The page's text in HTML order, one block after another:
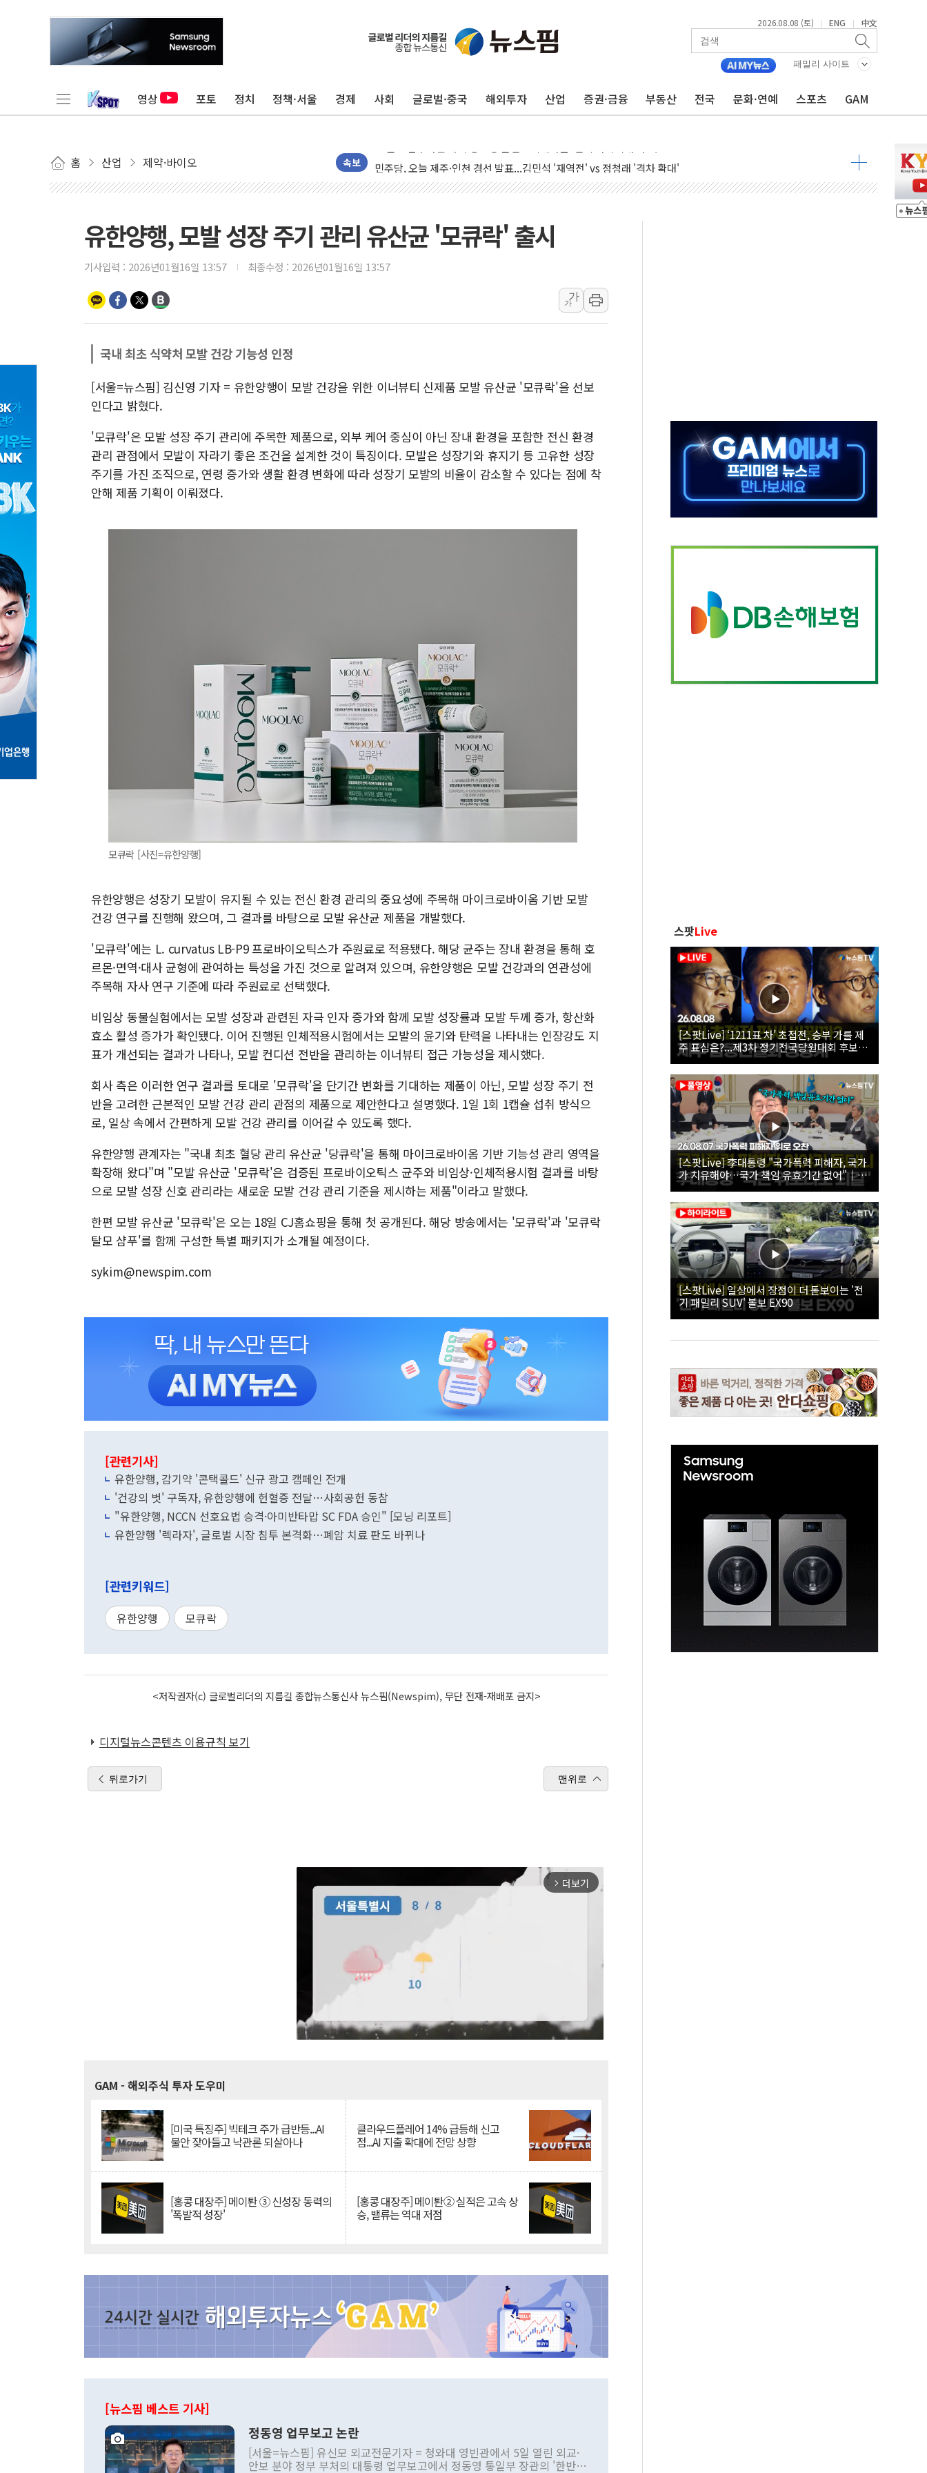
2026.08.08 (토) | ENG | 中文
패밀리 사이트
영상 포토 정치 정책·서울 경제 사회 글로벌·중국 해외투자 산업 증권·금융 부동산 전국 문화·연예 스포츠 GAM
홈 산업 제약·바이오 속보
李대통령, 'ISA·주가누르기 방지법' 전면 재검토 지시
'호우 특보' 경북 울진 시간당 20~30mm 강한 비...가뭄 해소될 듯
오세훈 "용산공원 주택 검토, 민주당 스스로 원칙 뒤집는 것"
충북 주말 무더위 지속…청주·진천 35도, 곳곳 소나기
민주당, 오늘 제주·인천 경선 발표...김민석 '재역전' vs 정청래 '격차 확대'
한상협, 업계 개인정보 보안 새판 짠다…'자율규제단체' 타진
트럼프, 쿡 연준 이사 해임 재추진…"26일까지 의혹 소명" 요구
유럽증시, 美 고용 예상 밖 부진에 연준 금리 인상 가능성 낮아지며 상승… STOXX 600 지수는 나흘 연속 최고치
미 연준 매파 기세 꺾이나…고용 감소에 9월 동결 전망 우세
[종합] 이슬람 수니파 3국, '공동방위협정' 체결… 이스라엘·이란 위협에 맞설 자체 억지력 강화
트럼프, 백신·자폐증 행정명령 검토…"이르면 다음 주"
美 항소법원, 백악관 무도회장 공사 중단 명령…트럼프 제동
[AI MY 뉴스] 뉴욕 반도체주 프리뷰...美 고용 쇼크에 반도체주 '활짝'
[종합] 美 7월 고용 2만3000명 감소 '쇼크'…9월 금리 인상 기대 후퇴
유한양행, 모발 성장 주기 관리 유산균 '모큐락' 출시
기사입력 : 2026년01월16일 13:57 최종수정 : 2026년01월16일 13:57
가
가
국내 최초 식약처 모발 건강 기능성 인정
[서울=뉴스핌] 김신영 기자 = 유한양행이 모발 건강을 위한 이너뷰티 신제품 모발 유산균 '모큐락'을 선보
인다고 밝혔다.
'모큐락'은 모발 성장 주기 관리에 주목한 제품으로, 외부 케어 중심이 아닌 장내 환경을 포함한 전신 환경
관리 관점에서 모발이 자라기 좋은 조건을 설계한 것이 특징이다. 모발은 성장기와 휴지기 등 고유한 성장
주기를 가진 조직으로, 연령 증가와 생활 환경 변화에 따라 성장기 모발의 비율이 감소할 수 있다는 점에 착
안해 제품 기획이 이뤄졌다.
모큐락 [사진=유한양행]
유한양행은 성장기 모발이 유지될 수 있는 전신 환경 관리의 중요성에 주목해 마이크로바이옴 기반 모발
건강 연구를 진행해 왔으며, 그 결과를 바탕으로 모발 유산균 제품을 개발했다.
'모큐락'에는 L. curvatus LB-P9 프로바이오틱스가 주원료로 적용됐다. 해당 균주는 장내 환경을 통해 호
르몬·면역·대사 균형에 관여하는 특성을 가진 것으로 알려져 있으며, 유한양행은 모발 건강과의 연관성에
주목해 자사 연구 기준에 따라 주원료로 선택했다.
비임상 동물실험에서는 모발 성장과 관련된 자극 인자 증가와 함께 모발 성장률과 모발 두께 증가, 항산화
효소 활성 증가가 확인됐다. 이어 진행된 인체적용시험에서는 모발의 윤기와 탄력을 나타내는 인장강도 지
표가 개선되는 결과가 나타나, 모발 컨디션 전반을 관리하는 이너뷰티 접근 가능성을 제시했다.
회사 측은 이러한 연구 결과를 토대로 '모큐락'을 단기간 변화를 기대하는 제품이 아닌, 모발 성장 주기 전
반을 고려한 근본적인 모발 건강 관리 관점의 제품으로 제안한다고 설명했다. 1일 1회 1캡슐 섭취 방식으
로, 일상 속에서 간편하게 모발 건강 관리를 이어갈 수 있도록 했다.
유한양행 관계자는 "국내 최초 혈당 관리 유산균 '당큐락'을 통해 마이크로바이옴 기반 기능성 관리 영역을
확장해 왔다"며 "모발 유산균 '모큐락'은 검증된 프로바이오틱스 균주와 비임상·인체적용시험 결과를 바탕
으로 모발 성장 신호 관리라는 새로운 모발 건강 관리 기준을 제시하는 제품"이라고 말했다.
한편 모발 유산균 '모큐락'은 오는 18일 CJ홈쇼핑을 통해 첫 공개된다. 해당 방송에서는 '모큐락'과 '모큐락
탈모 샴푸'를 함께 구성한 특별 패키지가 소개될 예정이다.
sykim@newspim.com
[관련기사]
유한양행, 감기약 '콘택콜드' 신규 광고 캠페인 전개
'건강의 벗' 구독자, 유한양행에 헌혈증 전달…사회공헌 동참
"유한양행, NCCN 선호요법 승격·아미반타맙 SC FDA 승인" [모닝 리포트]
유한양행 '렉라자', 글로벌 시장 침투 본격화…폐암 치료 판도 바뀌나
[관련키워드]
유한양행 모큐락
<저작권자(c) 글로벌리더의 지름길 종합뉴스통신사 뉴스핌(Newspim), 무단 전재-재배포 금지>
디지털뉴스콘텐츠 이용규칙 보기
뒤로가기 맨위로
arrow_forward_ios 더보기
GAM - 해외주식 투자 도우미
[미국 특징주] 빅테크 주가 급반등...AI
불안 잦아들고 낙관론 되살아나
클라우드플레어 14% 급등해 신고
점...AI 지출 확대에 전망 상향
[홍콩 대장주] 메이퇀 ③ 신성장 동력의
'폭발적 성장'
[홍콩 대장주] 메이퇀② 실적은 고속 상
승, 밸류는 역대 저점
[뉴스핌 베스트 기사]
정동영 업무보고 논란
[서울=뉴스핌] 유신모 외교전문기자 = 청와대 영빈관에서 5일 열린 외교·
안보 분야 정부 부처의 대통령 업무보고에서 정동영 통일부 장관의 '한반도
스팟Live
[스팟Live] ‘1211표 차’ 초접전, 승부 가를 제
주 표심은?...제3차 정기전국당원대회 후보자
제주 합동연설회 생중계 | 26.08.08
[스팟Live] 李대통령 "국가폭력 피해자, 국가
가 치유해야…국가 책임 유효기간 없어"｜
26.08.07 국가폭력 피해자 위로 오찬
[스팟Live] 일상에서 장점이 더 돋보이는 '전
기 패밀리 SUV' 볼보 EX90